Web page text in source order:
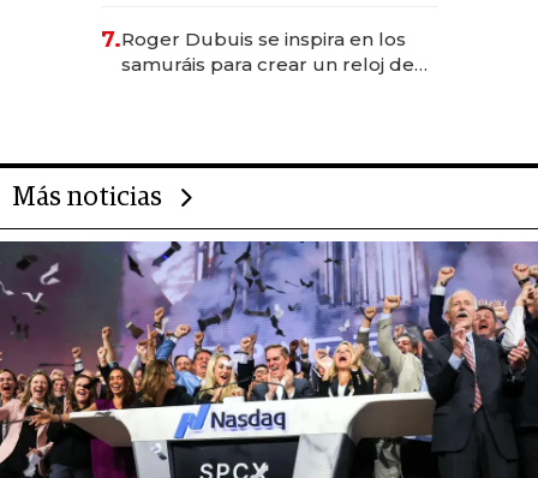
rol de la IA
7.Roger Dubuis se inspira en los
samuráis para crear un reloj de
Más noticias